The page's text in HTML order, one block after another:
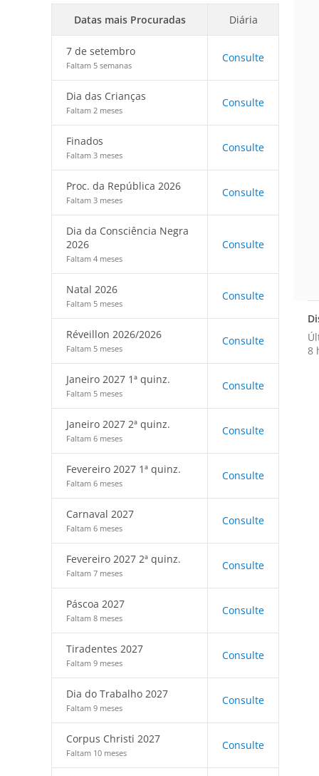
Datas mais Procuradas Diária
7 de setembro
Faltam 5 semanas
Consulte
Dia das Crianças
Faltam 2 meses
Consulte
Finados
Faltam 3 meses
Consulte
Proc. da República 2026
Faltam 3 meses
Consulte
Dia da Consciência Negra
2026
Faltam 4 meses
Consulte
Natal 2026
Faltam 5 meses
Consulte
Réveillon 2026/2026
Faltam 5 meses
Consulte
Janeiro 2027 1ª quinz.
Faltam 5 meses
Consulte
Janeiro 2027 2ª quinz.
Faltam 6 meses
Consulte
Fevereiro 2027 1ª quinz.
Faltam 6 meses
Consulte
Carnaval 2027
Faltam 6 meses
Consulte
Fevereiro 2027 2ª quinz.
Faltam 7 meses
Consulte
Páscoa 2027
Faltam 8 meses
Consulte
Tiradentes 2027
Faltam 9 meses
Consulte
Dia do Trabalho 2027
Faltam 9 meses
Consulte
Corpus Christi 2027
Faltam 10 meses
Consulte
8